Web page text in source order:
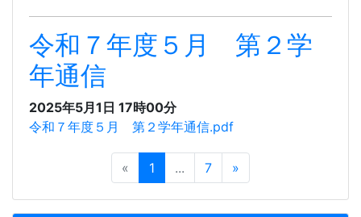
令和７年度５月 第２学
年通信
2025年5月1日 17時00分
令和７年度５月 第２学年通信.pdf
« 1 ... 7 »